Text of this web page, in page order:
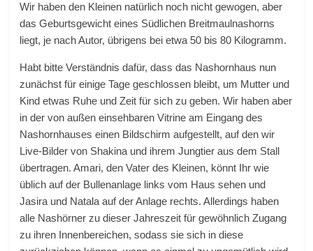
Wir haben den Kleinen natürlich noch nicht gewogen, aber
das Geburtsgewicht eines Südlichen Breitmaulnashorns
liegt, je nach Autor, übrigens bei etwa 50 bis 80 Kilogramm.
Habt bitte Verständnis dafür, dass das Nashornhaus nun
zunächst für einige Tage geschlossen bleibt, um Mutter und
Kind etwas Ruhe und Zeit für sich zu geben. Wir haben aber
in der von außen einsehbaren Vitrine am Eingang des
Nashornhauses einen Bildschirm aufgestellt, auf den wir
Live-Bilder von Shakina und ihrem Jungtier aus dem Stall
übertragen. Amari, den Vater des Kleinen, könnt Ihr wie
üblich auf der Bullenanlage links vom Haus sehen und
Jasira und Natala auf der Anlage rechts. Allerdings haben
alle Nashörner zu dieser Jahreszeit für gewöhnlich Zugang
zu ihren Innenbereichen, sodass sie sich in diese